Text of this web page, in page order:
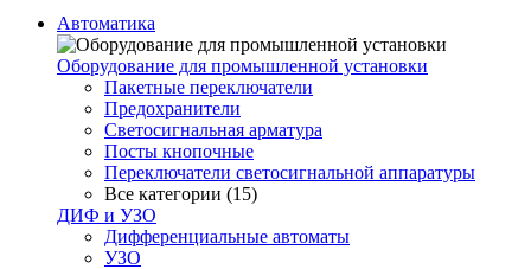
Автоматика
Оборудование для промышленной установки
Пакетные переключатели
Предохранители
Светосигнальная арматура
Посты кнопочные
Переключатели светосигнальной аппаратуры
Все категории (15)
ДИФ и УЗО
Дифференциальные автоматы
УЗО